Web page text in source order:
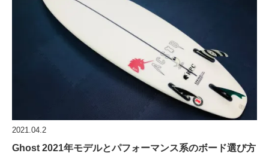
2021.04.2
Ghost 2021年モデルとパフォーマンス系のボード選び方